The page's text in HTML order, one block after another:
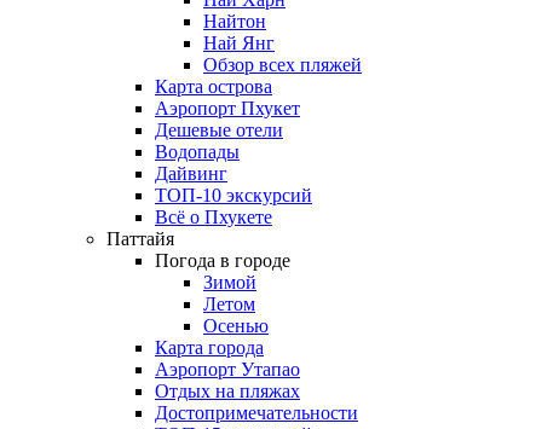
Найтон
Най Янг
Обзор всех пляжей
Карта острова
Аэропорт Пхукет
Дешевые отели
Водопады
Дайвинг
ТОП-10 экскурсий
Всё о Пхукете
Паттайя
Погода в городе
Зимой
Летом
Осенью
Карта города
Аэропорт Утапао
Отдых на пляжах
Достопримечательности